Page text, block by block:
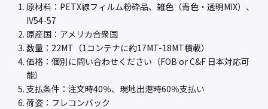
中古パレット
再生原料
梱包資材
イラン情勢まとめ
原材料：PETX線フィルム粉砕品、雑色（青色・透明MIX）、
IV54-57
原産国：アメリカ合衆国
数量：22MT（1コンテナに約17MT-18MT積載）
価格：個別に問い合わせください（FOB or C&F 日本対応可
能）
支払条件：注文時40％、現地出港時60％支払い
荷姿：フレコンバック